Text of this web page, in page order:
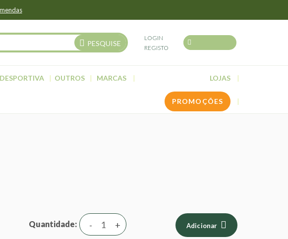
PESQUISE
LOGIN
REGISTO
OUTROS MARCAS LOJAS
PROMOÇÕES
Quantidade +
- Adicionar